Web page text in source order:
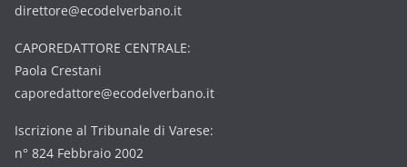
direttore@ecodelverbano.it
CAPOREDATTORE CENTRALE:
Paola Crestani
caporedattore@ecodelverbano.it
Iscrizione al Tribunale di Varese:
n° 824 Febbraio 2002